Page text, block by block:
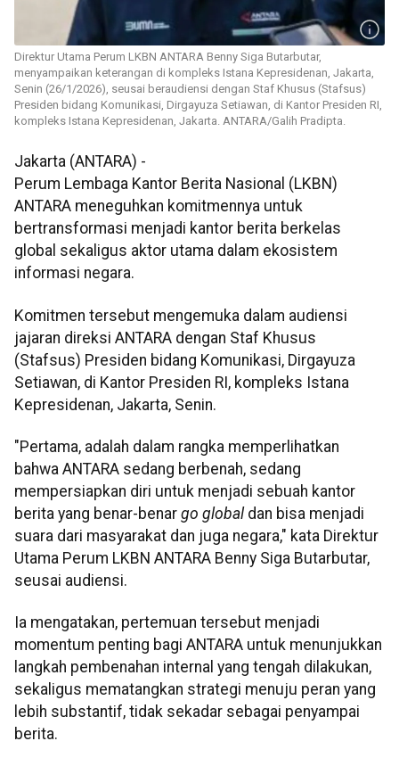
Direktur Utama Perum LKBN ANTARA Benny Siga Butarbutar,
menyampaikan keterangan di kompleks Istana Kepresidenan, Jakarta,
Senin (26/1/2026), seusai beraudiensi dengan Staf Khusus (Stafsus)
Presiden bidang Komunikasi, Dirgayuza Setiawan, di Kantor Presiden RI,
kompleks Istana Kepresidenan, Jakarta. ANTARA/Galih Pradipta.
Jakarta (ANTARA) -
Perum Lembaga Kantor Berita Nasional (LKBN)
ANTARA meneguhkan komitmennya untuk
bertransformasi menjadi kantor berita berkelas
global sekaligus aktor utama dalam ekosistem
informasi negara.
Komitmen tersebut mengemuka dalam audiensi
jajaran direksi ANTARA dengan Staf Khusus
(Stafsus) Presiden bidang Komunikasi, Dirgayuza
Setiawan, di Kantor Presiden RI, kompleks Istana
Kepresidenan, Jakarta, Senin.
"Pertama, adalah dalam rangka memperlihatkan
bahwa ANTARA sedang berbenah, sedang
mempersiapkan diri untuk menjadi sebuah kantor
berita yang benar-benar go globaldan bisa menjadi
suara dari masyarakat dan juga negara," kata Direktur
Utama Perum LKBN ANTARA Benny Siga Butarbutar,
seusai audiensi.
Ia mengatakan, pertemuan tersebut menjadi
momentum penting bagi ANTARA untuk menunjukkan
langkah pembenahan internal yang tengah dilakukan,
sekaligus mematangkan strategi menuju peran yang
lebih substantif, tidak sekadar sebagai penyampai
berita.